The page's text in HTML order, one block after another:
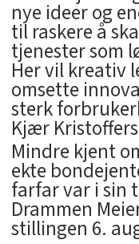
nye ideer og
til raskere å
tjenester som
Her vil kreativ
omsette
sterk
Kjær
Mindre kjent
ekte
farfar var i sin
Drammen
stillingen 6.